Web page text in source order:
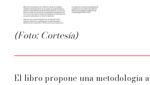
(Foto: Cortesía)
El libro propone una metodología